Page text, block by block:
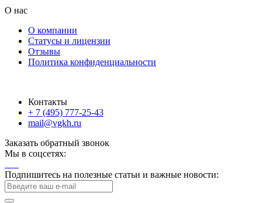
О нас
О компании
Статусы и лицензии
Отзывы
Политика конфиденциальности
Контакты
+ 7 (495) 777-25-43
mail@vgkh.ru
Заказать обратный звонок
Мы в соцсетях:
Подпишитесь на полезные статьи и важные новости: